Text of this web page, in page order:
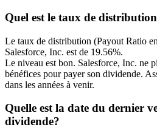
Quel est le taux de
Le taux de distribution (Payout Ratio
Salesforce, Inc. est de 19.56%.
Le niveau est bon. Salesforce, Inc. ne
bénéfices pour payer son dividende.
dans les années à venir.
Quelle est la date du dernier
dividende?